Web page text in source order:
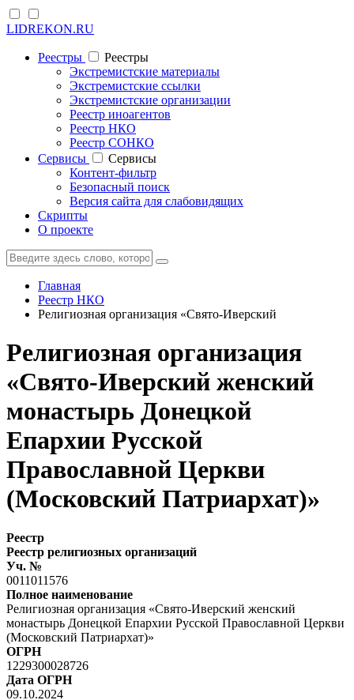
LIDREKON.RU
Реестры
Реестры
Экстремистские материалы
Экстремистские ссылки
Экстремистские организации
Реестр иноагентов
Реестр НКО
Реестр СОНКО
Cервисы
Cервисы
Контент-фильтр
Безопасный поиск
Версия сайта для слабовидящих
Скрипты
О проекте
Главная
Реестр НКО
Религиозная организация «Свято-Иверский
Религиозная организация
«Свято-Иверский женский
монастырь Донецкой
Епархии Русской
Православной Церкви
(Московский Патриархат)»
Реестр
Реестр религиозных организаций
Уч. №
0011011576
Полное наименование
Религиозная организация «Свято-Иверский женский
монастырь Донецкой Епархии Русской Православной Церкви
(Московский Патриархат)»
ОГРН
1229300028726
Дата ОГРН
09.10.2024